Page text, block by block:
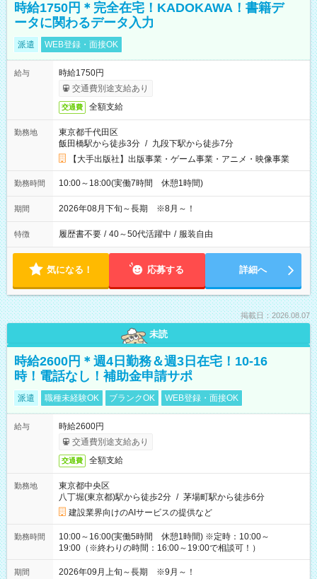
時給1750円＊完全在宅！KADOKAWA！書籍デ
ータに関わるデータ入力
派遣 WEB登録・面接OK
給与
時給1750円
交通費別途支給あり
交通費 全額支給
勤務地
東京都千代田区
飯田橋駅から徒歩3分 / 九段下駅から徒歩7分
【大手出版社】出版事業・ゲーム事業・アニメ・映像事業
勤務時間 10:00～18:00(実働7時間 休憩1時間)
期間 2026年08月下旬～長期 ※8月～！
特徴 履歴書不要 / 40～50代活躍中 / 服装自由
気になる！ 応募する 詳細へ
掲載日：2026.08.07
未読
時給2600円＊週4日勤務＆週3日在宅！10-16
時！電話なし！補助金申請サポ
派遣 職種未経験OK ブランクOK WEB登録・面接OK
給与
時給2600円
交通費別途支給あり
交通費 全額支給
勤務地
東京都中央区
八丁堀(東京都)駅から徒歩2分 / 茅場町駅から徒歩6分
建設業界向けのAIサービスの提供など
勤務時間
10:00～16:00(実働5時間 休憩1時間) ※定時：10:00～
19:00（※終わりの時間：16:00～19:00で相談可！）
期間 2026年09月上旬～長期 ※9月～！